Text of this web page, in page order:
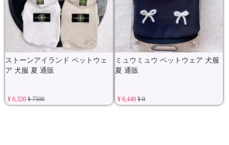
ストーンアイランド ペットウェ
ア 犬服 夏 通販
¥ 6,320¥ 7500
ミュウミュウ ペットウェア 犬服
夏 通販
¥ 6,440¥ 0